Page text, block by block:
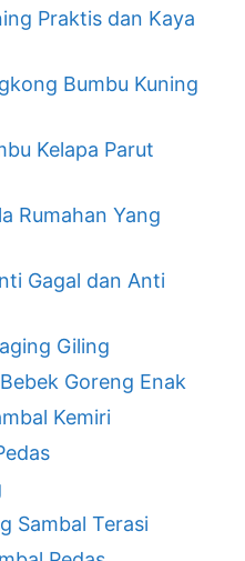
Praktis dan Kaya
Bumbu Kuning
Kelapa Parut
Rumahan Yang
Gagal dan Anti
Giling
Goreng Enak
Kemiri
Sambal Terasi